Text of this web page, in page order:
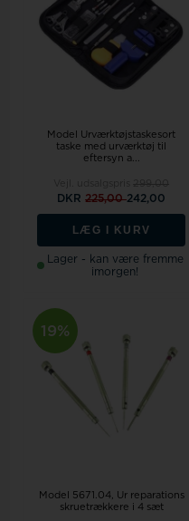
Model Urværktøjstaskesort
taske med urværktøj til
eftersyn a...
DKR225,00242,00
LÆG I KURV
Lager - kan være fremme
imorgen!
19%
Model 5671.04
Ur reparations
skruetrækkere i 4 sæt